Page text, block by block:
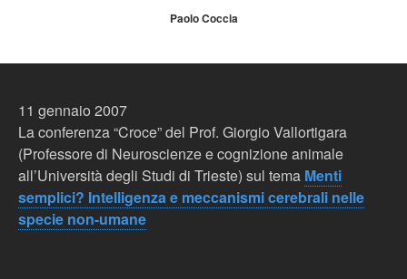
Paolo Coccia
11 gennaio 2007
La conferenza “Croce” del Prof. Giorgio Vallortigara
(Professore di Neuroscienze e cognizione animale
all’Università degli Studi di Trieste) sul tema Menti
semplici? Intelligenza e meccanismi cerebrali nelle
specie non-umane